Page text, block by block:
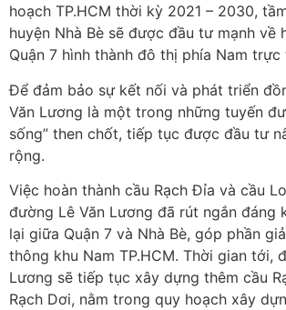
hoạch TP.HCM thời kỳ 2021 – 2030,
huyện Nhà Bè sẽ được đầu tư mạnh về
Quận 7 hình thành đô thị phía Nam trực
Để đảm bảo sự kết nối và phát triển
Văn Lương là một trong những tuyến
sống” then chốt, tiếp tục được đầu tư
rộng.
Việc hoàn thành cầu Rạch Đỉa và cầu
đường Lê Văn Lương đã rút ngắn đáng
lại giữa Quận 7 và Nhà Bè, góp phần
thông khu Nam TP.HCM. Thời gian tới,
Lương sẽ tiếp tục xây dựng thêm cầu
Rạch Dơi, nằm trong quy hoạch xây